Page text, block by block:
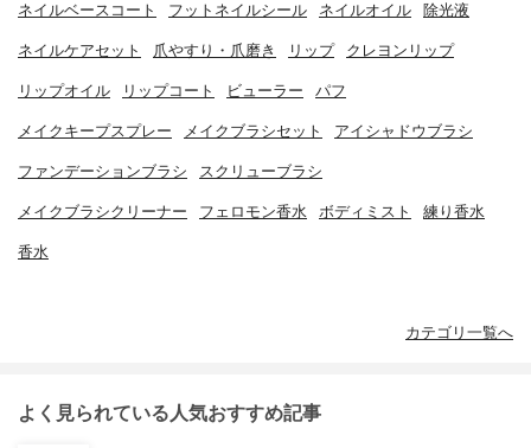
ネイルベースコート フットネイルシール ネイルオイル 除光液
ネイルケアセット 爪やすり・爪磨き リップ クレヨンリップ
リップオイル リップコート ビューラー パフ
メイクキープスプレー メイクブラシセット アイシャドウブラシ
ファンデーションブラシ スクリューブラシ
メイクブラシクリーナー フェロモン香水 ボディミスト 練り香水
香水
カテゴリ一覧へ
よく見られている人気おすすめ記事